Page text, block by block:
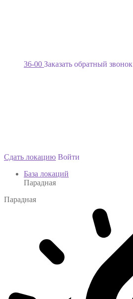
36-00 Заказать обратный звонок
Сдать локацию Войти
База локаций
Парадная
Парадная